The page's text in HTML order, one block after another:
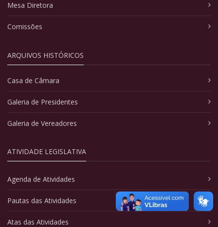
Mesa Diretora
Comissões
ARQUIVOS HISTÓRICOS
Casa de Câmara
Galeria de Presidentes
Galeria de Vereadores
ATIVIDADE LEGISLATIVA
Agenda de Atividades
Pautas das Atividades
Atas das Atividades